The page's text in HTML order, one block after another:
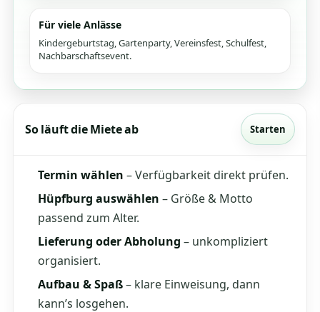
Für viele Anlässe
Kindergeburtstag, Gartenparty, Vereinsfest, Schulfest,
Nachbarschaftsevent.
So läuft die Miete ab Starten
Termin wählen – Verfügbarkeit direkt prüfen.
Hüpfburg auswählen – Größe & Motto
passend zum Alter.
Lieferung oder Abholung – unkompliziert
organisiert.
Aufbau & Spaß– klare Einweisung, dann
kann’s losgehen.